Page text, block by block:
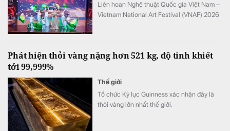
Liên hoan Nghệ thuật Quốc gia Việt Nam –
Vietnam National Art Festival (VNAF) 2026
Phát hiện thỏi vàng nặng hơn 521 kg, độ tinh khiết
tới 99,999%
Thế giới
Tổ chức Kỷ lục Guinness xác nhận đây là
thỏi vàng lớn nhất thế giới.